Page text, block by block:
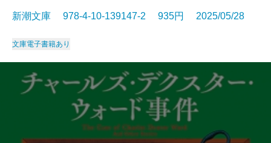
新潮文庫 978-4-10-139147-2 935円 2025/05/28
文庫電子書籍あり